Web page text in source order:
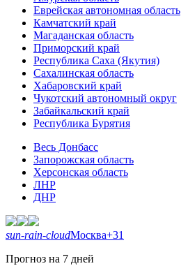
Еврейская автономная область
Камчатский край
Магаданская область
Приморский край
Республика Саха (Якутия)
Сахалинская область
Хабаровский край
Чукотский автономный округ
Забайкальский край
Республика Бурятия
Весь Донбасс
Запорожская область
Херсонская область
ЛНР
ДНР
sun-rain-cloudМосква+31
Прогноз на 7 дней